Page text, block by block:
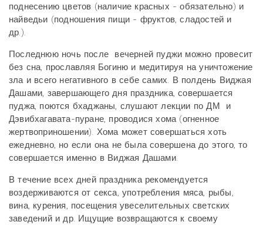
поднесению цветов (наличие красных - обязательно) и
найведьи (подношения пищи - фруктов, сладостей и
др.).
Последнюю ночь после вечерней пуджи можно провесит
без сна, прославляя Богиню и медитируя на уничтожение
зла и всего негативного в себе самих. В полдень Виджая
Дашами, завершающего дня праздника, совершается
пуджа, поются бхаджаны, слушают лекции по ДМ и
Дэвибхагавата-пуране, проводися хома (огненное
жертвоприношении). Хома может совершаться хоть
ежедневно, но если она не была совершена до этого, то
совершается именно в Виджая Дашами.
В течение всех дней праздника рекомендуется
воздерживаются от секса, употребления мяса, рыбы,
вина, курения, посещения увеселительных светских
заведений и др. Ищущие возвращаются к своему